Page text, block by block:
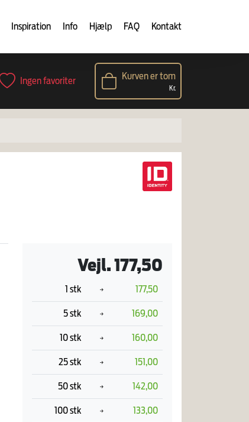
Inspiration Info Hjælp FAQ Kontakt
Ingen favoriter Kurven er tom
Kr.
Vejl. 177,50
1 stk 177,50
5 stk 169,00
10 stk 160,00
25 stk 151,00
50 stk 142,00
100 stk 133,00